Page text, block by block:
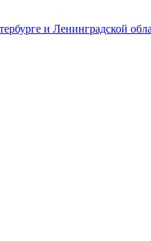
и Ленинградской